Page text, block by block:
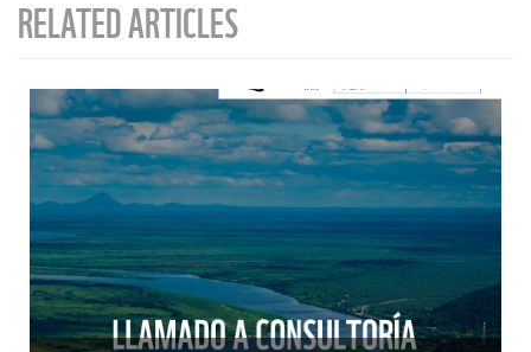
RELATED ARTICLES